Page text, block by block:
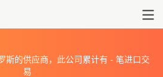
斯的供应商，此公司累计有 - 笔进口交
易